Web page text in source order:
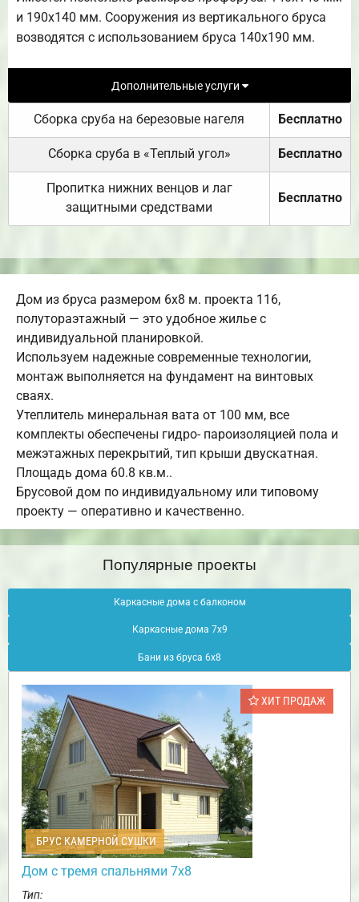
и 190х140 мм. Сооружения из вертикального бруса
возводятся с использованием бруса 140х190 мм.
Дополнительные услуги
Сборка сруба на березовые нагеля Бесплатно
Сборка сруба в «Теплый угол» Бесплатно
Пропитка нижних венцов и лаг
защитными средствами
Бесплатно
Дом из бруса размером 6х8 м. проекта 116,
полутораэтажный — это удобное жилье с
индивидуальной планировкой.
Используем надежные современные технологии,
монтаж выполняется на фундамент на винтовых
сваях.
Утеплитель минеральная вата от 100 мм, все
комплекты обеспечены гидро- пароизоляцией пола и
межэтажных перекрытий, тип крыши двускатная.
Площадь дома 60.8 кв.м..
Брусовой дом по индивидуальному или типовому
проекту — оперативно и качественно.
Популярные проекты
Каркасные дома с балконом
Каркасные дома 7х9
Бани из бруса 6х8
ХИТ ПРОДАЖ
БРУС КАМЕРНОЙ СУШКИ
Дом с тремя спальнями 7х8
Тип: